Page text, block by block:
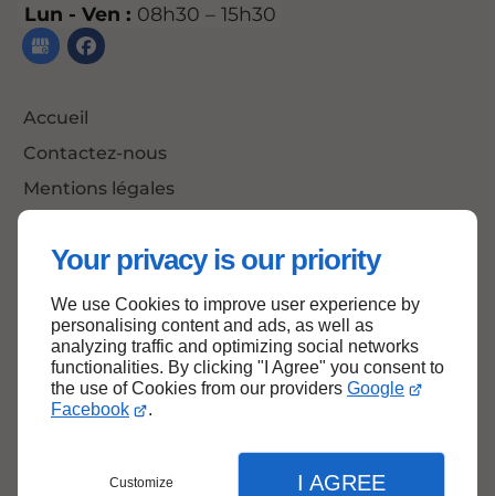
Your privacy is our priority
We use Cookies to improve user experience by
personalising content and ads, as well as
analyzing traffic and optimizing social networks
functionalities. By clicking "I Agree" you consent to
the use of Cookies from our providers Google
Facebook
.
Customize I AGREE
Lun - Ven : 08h30 – 15h30
Accueil
Contactez-nous
Mentions légales
Haut de page